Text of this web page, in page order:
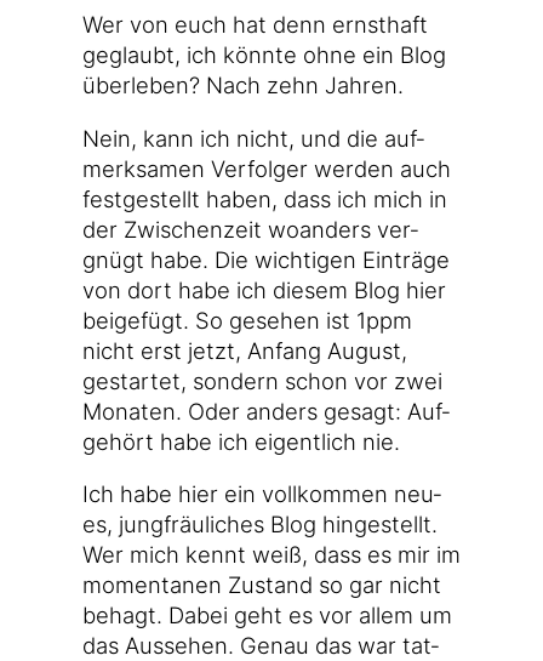
Wer von euch hat denn ernst­haft
geglaubt, ich könn­te ohne ein Blog
über­le­ben? Nach zehn Jahren.
Nein, kann ich nicht, und die auf­
merk­sa­men Ver­fol­ger wer­den auch
fest­ge­stellt haben, dass ich mich in
der Zwi­schen­zeit woan­ders ver­
gnügt habe. Die wich­ti­gen Ein­trä­ge
von dort habe ich die­sem Blog hier
bei­gefügt. So gese­hen ist 1ppm
nicht erst jetzt, Anfang August,
gestar­tet, son­dern schon vor zwei
Mona­ten. Oder anders gesagt: Auf­
ge­hört habe ich eigent­lich nie.
Ich habe hier ein voll­kom­men neu­
es, jung­fräu­li­ches Blog hin­ge­stellt.
Wer mich kennt weiß, dass es mir im
momen­ta­nen Zustand so gar nicht
behagt. Dabei geht es vor allem um
das Aus­se­hen. Genau das war tat­